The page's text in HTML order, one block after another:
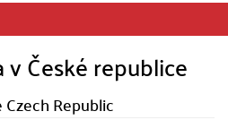
České republice
Republic